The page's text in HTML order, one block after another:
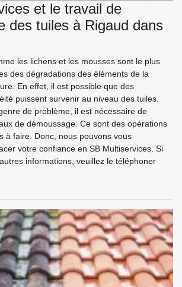
et le travail de
des tuiles à Rigaud dans
les lichens et les mousses sont le plus
des dégradations des éléments de la
En effet, il est possible que des
puissent survenir au niveau des tuiles.
de problème, il est nécessaire de
de démoussage. Ce sont des opérations
à faire. Donc, nous pouvons vous
votre confiance en SB Multiservices. Si
informations, veuillez le téléphoner